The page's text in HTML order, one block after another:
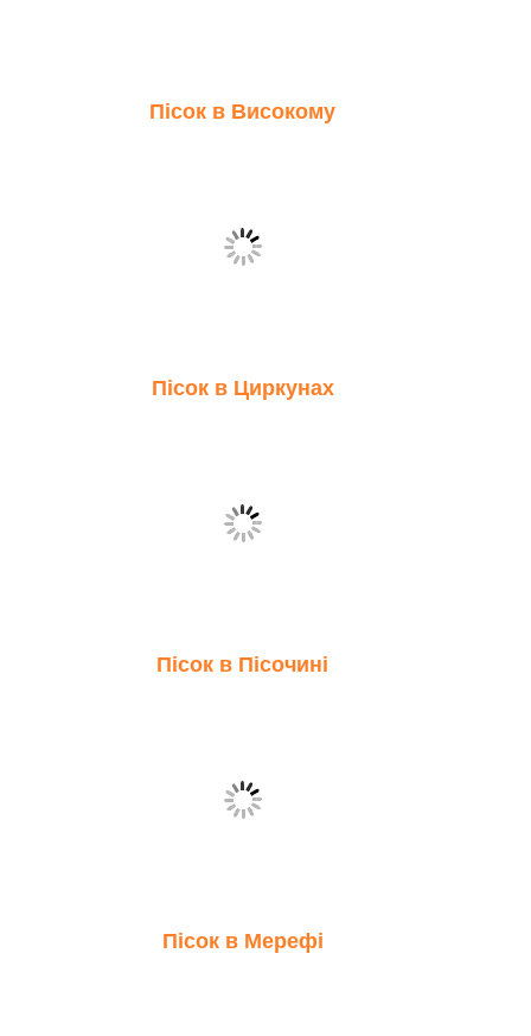
Пісок в Високому
Пісок в Циркунах
Пісок в Пісочині
Пісок в Мерефі